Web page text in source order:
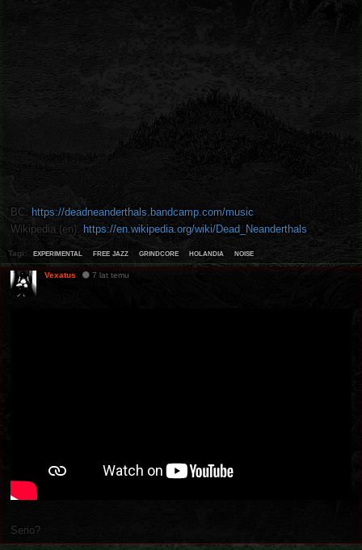
BC: https://deadneanderthals.bandcamp.com/music
Wikipedia (en): https://en.wikipedia.org/wiki/Dead_Neanderthals
Tagi: experimental free jazz grindcore holandia noise
Vexatus 7 lat temu
Serio?